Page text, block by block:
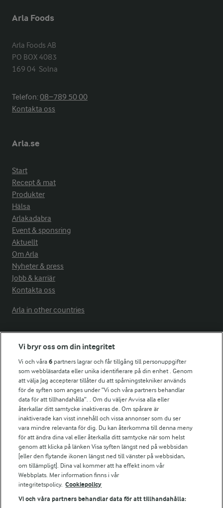
Arla Foods
Arla Foods AB
PO BOX 4083
169 04  Solna
Telefon:08−789 50 00
Kontakta oss
Arla.se
Start
Recept & mat
Produkter
Hälsa
Arlakadabra
Event & sponsring
Aktuellt
Om Arla
Nyheter & press
Jobb & karriär
Kontakta oss
Arla in other countries
Fler Arlasajter
För ägare
Arlas kundportal
Arla.com
Falbygdens Ost
Arla webbshop
Bildbank
Följ oss
Vi bryr oss om din integritet
Vi och våra6 partners lagrar och får tillgång till personuppgifter
som webbläsardata eller unika identifierare på din enhet . Genom
att välja Jag accepterar tillåter du att spårningstekniker används
för de syften som anges under ”Vi och våra partners behandlar
data för att tillhandahålla”. . Om du väljer Avvisa alla eller
återkallar ditt samtycke inaktiveras de. Om spårare är
inaktiverade kan visst innehåll och vissa annonser som du ser
vara mindre relevanta för dig. Du kan återkomma till denna meny
för att ändra dina val eller återkalla ditt samtycke när som helst
genom att klicka på länken Visa syften längst ned på webbsidan
[eller den flytande ikonen längst ned till vänster på webbsidan,
om tillämpligt]. Dina val kommer att ha effekt inom vår
Webbplats. Mer information finns i vår
integritetspolicy. Cookiepolicy
Vi och våra partners behandlar data för att tillhandahålla: